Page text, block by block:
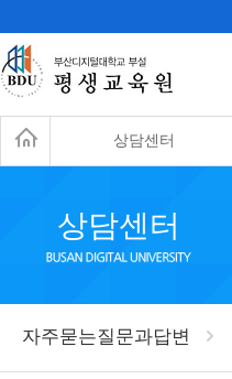
상담센터
상담센터
자주묻는질문과답변